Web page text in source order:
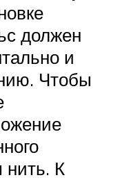
должен
и
Чтобы
нить. К